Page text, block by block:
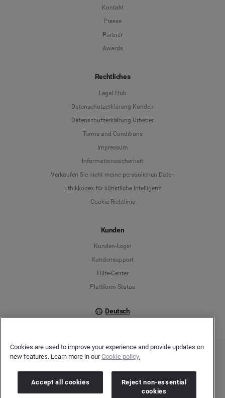
Kontakt
Presse
Partner
Awards
Rechtliches
Legal Hub
Datenschutzerklärung Kunden
Datenschutzerklärung Urheber
Terms and Conditions
Impressum
Informationssicherheit
Verkaufen Sie nicht meine persönlichen Daten
Ethikkodex für künstliche Intelligenz
Cookie Richtlinie
Kunden
Kunden-Login
Kundensupport
Hilfe-Center
Plattform Status
Deutsch
Deutsch
English
Copyright © 2026 Brandwatch. Alle Rechte vorbehalten. De-Saint-Exupéry-Straße 10,
Umsatzsteuer-Identifikationsnummer: DE278408482
Cookies are used to improve your experience and provide updates on
new features. Learn more in ourCookie policy.
Accept all cookies
Reject non-essential
cookies